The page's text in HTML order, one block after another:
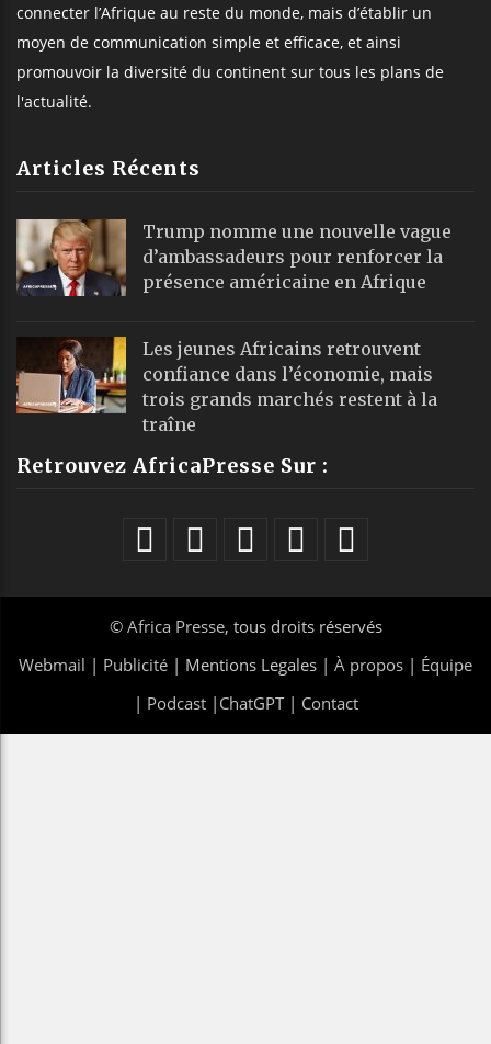
connecter l’Afrique au reste du monde, mais d’établir un
moyen de communication simple et efficace, et ainsi
promouvoir la diversité du continent sur tous les plans de
l'actualité.
Articles Récents
Trump nomme une nouvelle vague
d’ambassadeurs pour renforcer la
présence américaine en Afrique
Les jeunes Africains retrouvent
confiance dans l’économie, mais
trois grands marchés restent à la
traîne
Retrouvez AfricaPresse Sur :
© Africa Presse, tous droits réservés
Webmail | Publicité | Mentions Legales | À propos | Équipe
| Podcast| ChatGPT| Contact